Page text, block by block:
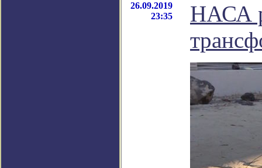
26.09.2019
23:35
НАСА